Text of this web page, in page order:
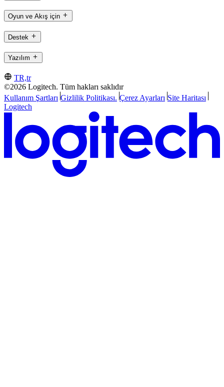
Oyun ve Akış için
Destek
Yazılım
TR,tr
©2026 Logitech. Tüm hakları saklıdır
Kullanım Şartları Gizlilik Politikası. Çerez Ayarları Site Haritası
Logitech